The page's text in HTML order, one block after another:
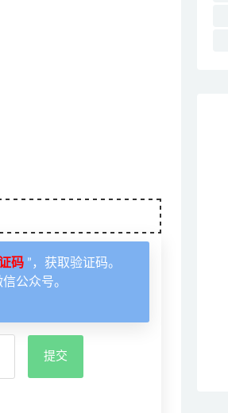
码 ”，获取验证码。
信公众号。